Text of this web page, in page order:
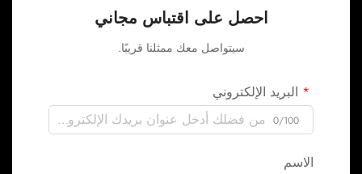
احصل على اقتباس مجاني
سيتواصل معك ممثلنا قريبًا.
البريد الإلكتروني
0/100
الاسم